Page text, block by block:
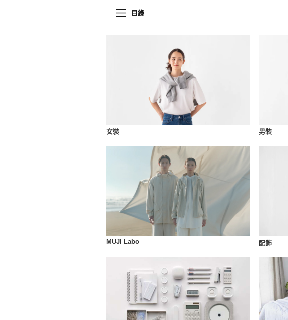
目錄
女裝 男裝
MUJI Labo 配飾